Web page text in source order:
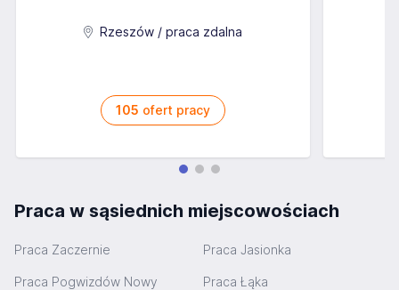
Rzeszów / praca zdalna
105 ofert pracy
Praca w sąsiednich miejscowościach
Praca Zaczernie Praca Jasionka
Praca Pogwizdów Nowy Praca Łąka